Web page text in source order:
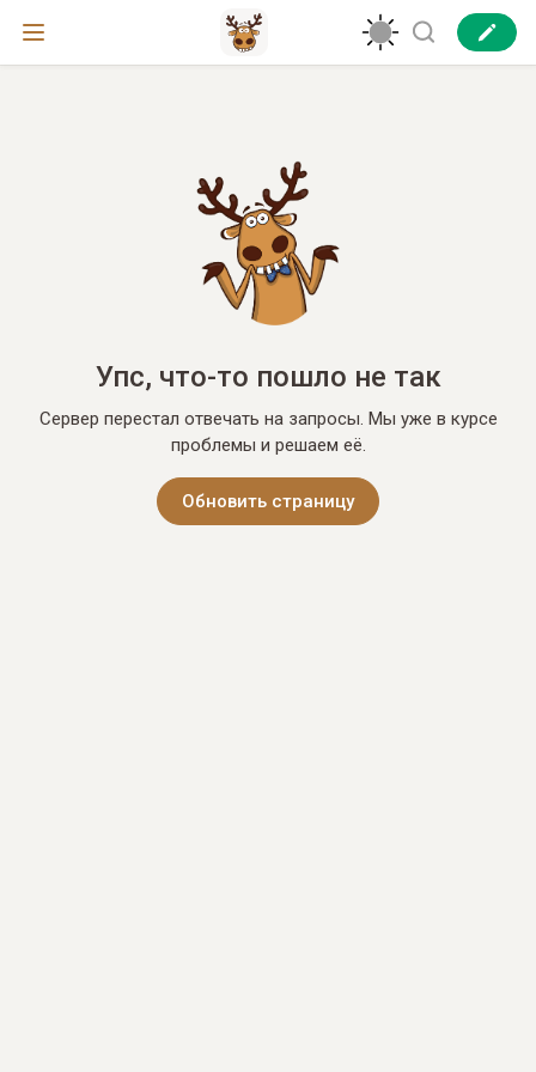
Упс, что-то пошло не так
Сервер перестал отвечать на запросы. Мы уже в курсе
проблемы и решаем её.
Обновить страницу